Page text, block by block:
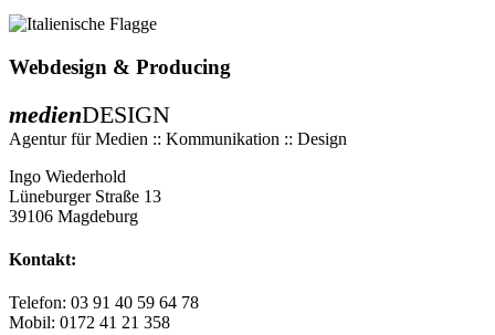
Webdesign & Producing
medienDESIGN
Agentur für Medien :: Kommunikation :: Design
Ingo Wiederhold
Lüneburger Straße 13
39106 Magdeburg
Kontakt:
Telefon: 03 91 40 59 64 78
Mobil: 0172 41 21 358